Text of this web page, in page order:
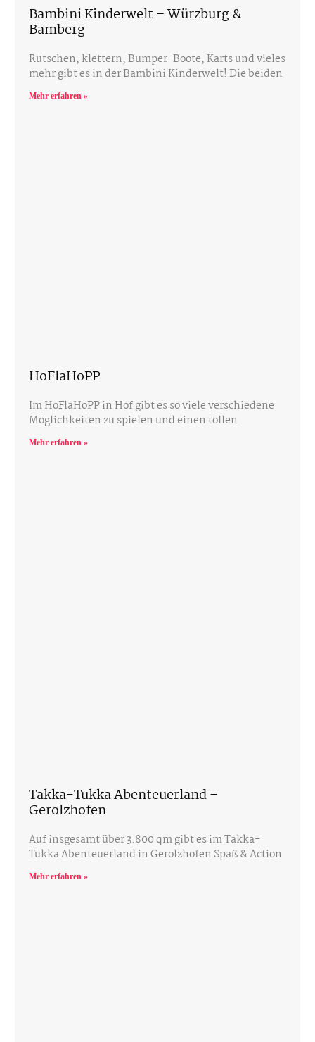
Bambini Kinderwelt – Würzburg &
Bamberg
Rutschen, klettern, Bumper-Boote, Karts und vieles
mehr gibt es in der Bambini Kinderwelt! Die beiden
Mehr erfahren »
HoFlaHoPP
Im HoFlaHoPP in Hof gibt es so viele verschiedene
Möglichkeiten zu spielen und einen tollen
Mehr erfahren »
Takka-Tukka Abenteuerland –
Gerolzhofen
Auf insgesamt über 3.800 qm gibt es im Takka-
Tukka Abenteuerland in Gerolzhofen Spaß & Action
Mehr erfahren »